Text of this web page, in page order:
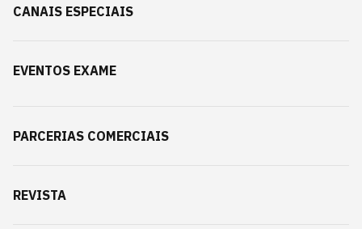
CANAIS ESPECIAIS
EVENTOS EXAME
PARCERIAS COMERCIAIS
REVISTA